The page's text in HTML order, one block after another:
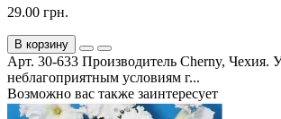
29.00 грн.
В корзину
Арт. 30-633 Производитель Cherny, Чехия.
неблагоприятным условиям г...
Возможно вас также заинтересует